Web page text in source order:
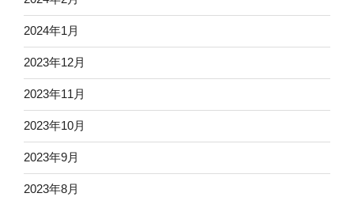
2024年1月
2023年12月
2023年11月
2023年10月
2023年9月
2023年8月